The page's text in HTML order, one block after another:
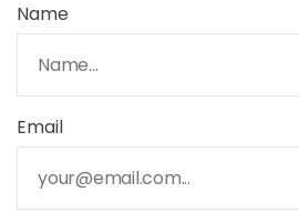
Name
Email